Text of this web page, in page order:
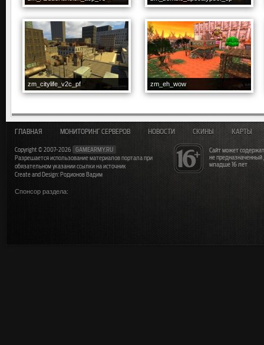
zm_citylife_v2c_pf zm_eh_wow
Сайт может
не
младше 16 лет
ГЛАВНАЯ МОНИТОРИНГ СЕРВЕРОВ НОВОСТИ СКИНЫ КАРТЫ
Copyright © 2007-2026
GAMEARMY.RU
Разрешается использование материалов портала при
обязательном указании ссылки на источник
Create and Design: Родионов Вадим
Спонсор раздела: